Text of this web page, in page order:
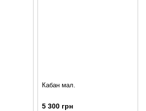
Кабан мал.
5 300 грн